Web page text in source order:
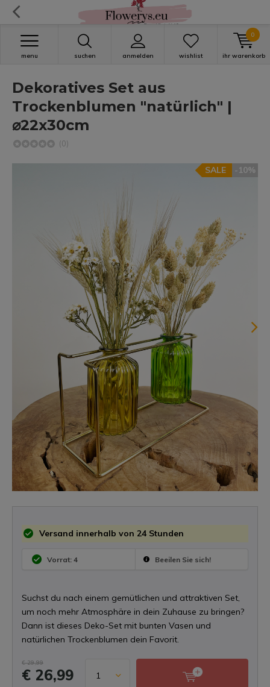
suchen anmelden
menu wishlist ihr warenkorb
0
Dekoratives Set aus
Trockenblumen "natürlich" |
⌀22x30cm
(0)
-10%
SALE
Versand innerhalb von 24 Stunden
Vorrat: 4 Beeilen Sie sich!
Suchst du nach einem gemütlichen und attraktiven Set,
um noch mehr Atmosphäre in dein Zuhause zu bringen?
Dann ist dieses Deko-Set mit bunten Vasen und
natürlichen Trockenblumen dein Favorit.
€ 29,99
€ 26,99